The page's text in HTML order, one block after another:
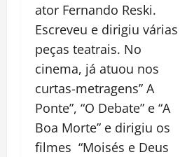
ator Fernando Reski.
Escreveu e dirigiu várias
peças teatrais. No
cinema, já atuou nos
curtas-metragens” A
Ponte”, “O Debate” e “A
Boa Morte” e dirigiu os
filmes “Moisés e Deus